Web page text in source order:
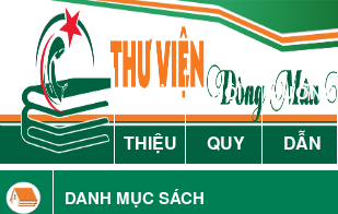
GIỚI
THIỆU
NỘI
QUY
HƯỚNG
DẪN
DANH MỤC SÁCH